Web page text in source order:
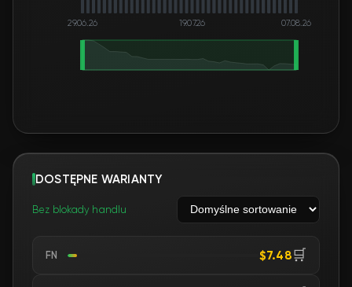
29.06.26 19.07.26 07.08.26
DOSTĘPNE WARIANTY
Bez blokady handlu
FN $7.48🛒